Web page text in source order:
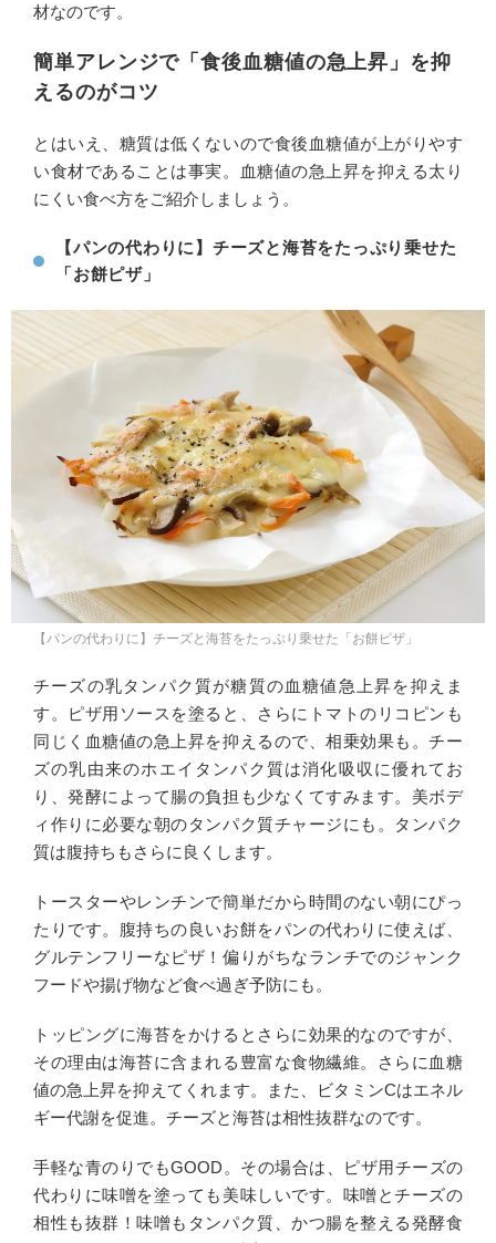
材なのです。
簡単アレンジで「食後血糖値の急上昇」を抑
えるのがコツ
とはいえ、糖質は低くないので食後血糖値が上がりやす
い食材であることは事実。血糖値の急上昇を抑える太り
にくい食べ方をご紹介しましょう。
【パンの代わりに】チーズと海苔をたっぷり乗せた
「お餅ピザ」
【パンの代わりに】チーズと海苔をたっぷり乗せた「お餅ピザ」
チーズの乳タンパク質が糖質の血糖値急上昇を抑えま
す。ピザ用ソースを塗ると、さらにトマトのリコピンも
同じく血糖値の急上昇を抑えるので、相乗効果も。チー
ズの乳由来のホエイタンパク質は消化吸収に優れてお
り、発酵によって腸の負担も少なくてすみます。美ボデ
ィ作りに必要な朝のタンパク質チャージにも。タンパク
質は腹持ちもさらに良くします。
トースターやレンチンで簡単だから時間のない朝にぴっ
たりです。腹持ちの良いお餅をパンの代わりに使えば、
グルテンフリーなピザ！偏りがちなランチでのジャンク
フードや揚げ物など食べ過ぎ予防にも。
トッピングに海苔をかけるとさらに効果的なのですが、
その理由は海苔に含まれる豊富な食物繊維。さらに血糖
値の急上昇を抑えてくれます。また、ビタミンCはエネル
ギー代謝を促進。チーズと海苔は相性抜群なのです。
手軽な青のりでもGOOD。その場合は、ピザ用チーズの
代わりに味噌を塗っても美味しいです。味噌とチーズの
相性も抜群！味噌もタンパク質、かつ腸を整える発酵食